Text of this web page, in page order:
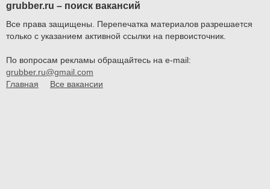
grubber.ru – поиск вакансий
Все права защищены. Перепечатка материалов разрешается
только с указанием активной ссылки на первоисточник.
По вопросам рекламы обращайтесь на e-mail:
grubber.ru@gmail.com
Главная
Все вакансии